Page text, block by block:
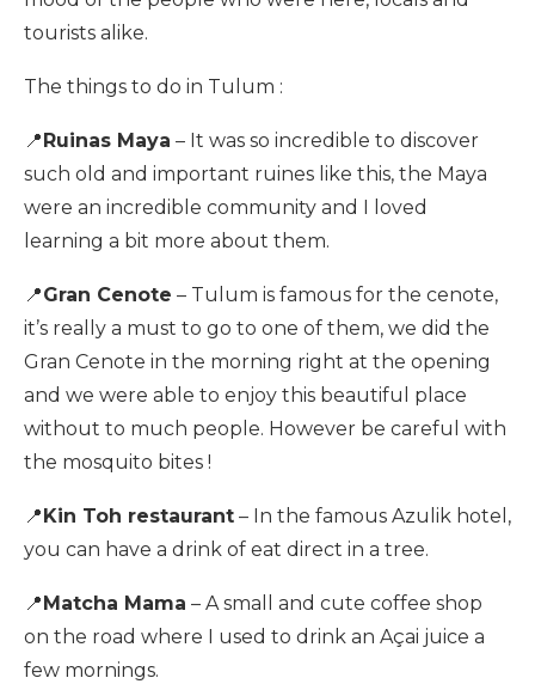
tourists alike.
The things to do in Tulum :
📍 Ruinas Maya – It was so incredible to discover
such old and important ruines like this, the Maya
were an incredible community and I loved
learning a bit more about them.
📍Gran Cenote – Tulum is famous for the cenote,
it’s really a must to go to one of them, we did the
Gran Cenote in the morning right at the opening
and we were able to enjoy this beautiful place
without to much people. However be careful with
the mosquito bites !
📍 Kin Toh restaurant – In the famous Azulik hotel,
you can have a drink of eat direct in a tree.
📍 Matcha Mama – A small and cute coffee shop
on the road where I used to drink an Açai juice a
few mornings.